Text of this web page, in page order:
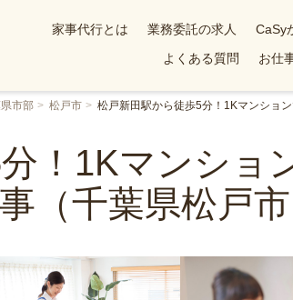
家事代行とは 業務委託の求人 CaSy
よくある質問
お仕
市部 松戸市 松戸新田駅から徒歩5分！1Kマンショ
！1Kマンショ
（千葉県松戸市